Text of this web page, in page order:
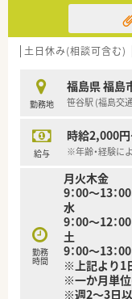
土日休み(相談可含む)
勤務地
福島県 福島
笹谷駅 (福島交
給与
時給2,000
※年齢・経験に
勤務
時間
月火木金
9：00～13：
水
9：00～12：
土
9：00～13：
※上記より1
※一か月単
※週2～3日